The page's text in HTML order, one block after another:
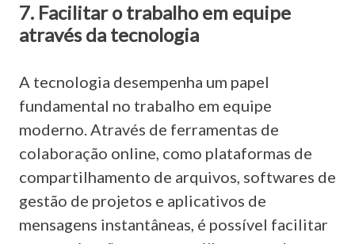
7. Facilitar o trabalho em equipe
através da tecnologia
A tecnologia desempenha um papel
fundamental no trabalho em equipe
moderno. Através de ferramentas de
colaboração online, como plataformas de
compartilhamento de arquivos, softwares de
gestão de projetos e aplicativos de
mensagens instantâneas, é possível facilitar